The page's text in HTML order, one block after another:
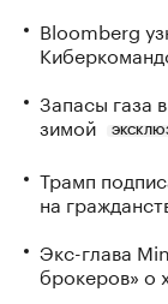
Bloomberg
Запасы газа
зимой
Трамп
на
Экс-глава
брокеров» о